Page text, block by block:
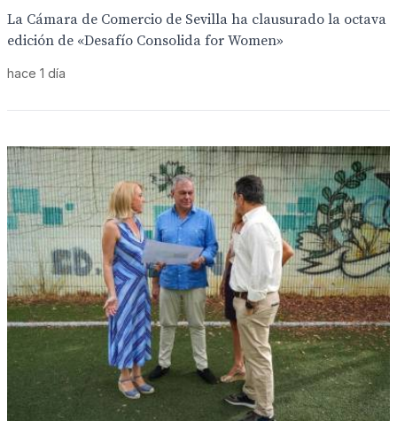
La Cámara de Comercio de Sevilla ha clausurado la octava
edición de «Desafío Consolida for Women»
hace 1 día